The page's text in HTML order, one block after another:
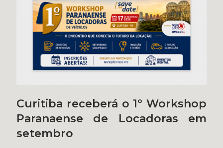
Curitiba receberá o 1º Workshop
Paranaense de Locadoras em
setembro